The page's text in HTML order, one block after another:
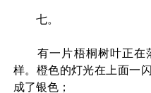
七。
有一片梧桐树叶正在
样。橙色的灯光在上面一
成了银色；